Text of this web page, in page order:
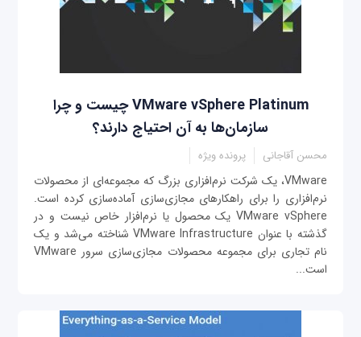
VMware vSphere Platinum چیست و چرا
سازمان‌ها به آن احتیاج دارند؟
محسن آقاجانی پرونده ویژه
VMware، یک شرکت نرم‌افزاری بزرگ که مجموعه‌ای از محصولات
نرم‌افزاری را برای راهکارهای مجازی‌سازی آماده‌سازی کرده است.
VMware vSphere یک محصول یا نرم‌افزار خاص نیست و در
گذشته با عنوان VMware Infrastructure شناخته می‌شد و یک
نام تجاری برای مجموعه محصولات مجازی‌سازی سرور VMware
است...